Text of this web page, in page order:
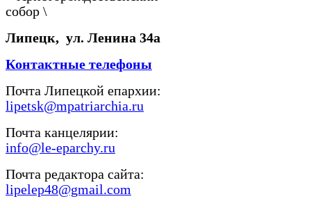
Липецк, ул. Ленина 34а
Контактные телефоны
Почта Липецкой епархии:
lipetsk@mpatriarchia.ru
Почта канцелярии:
info@le-eparchy.ru
Почта редактора сайта:
lipelep48@gmail.com